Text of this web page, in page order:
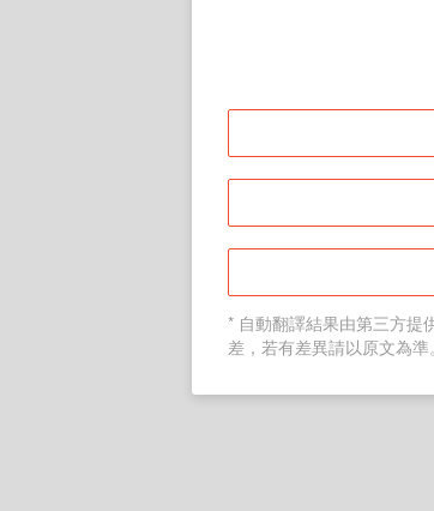
* 自動翻譯結果由第三方提
差，若有差異請以原文為準。